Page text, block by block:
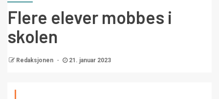
Flere elever mobbes i
skolen
Redaksjonen 21. januar 2023